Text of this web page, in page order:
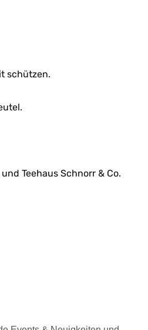
schützen.
Teehaus Schnorr & Co.